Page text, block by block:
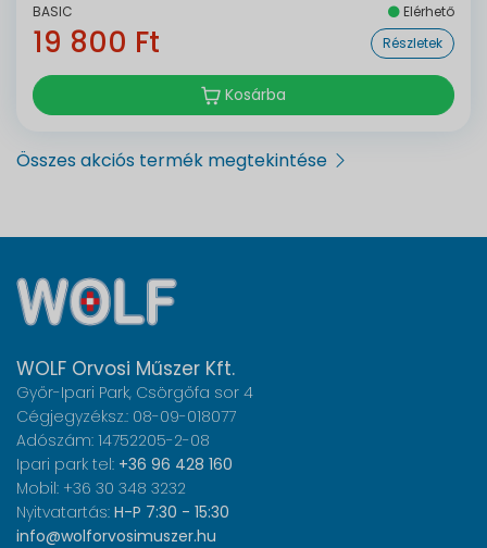
BASIC Elérhető
19 800 Ft Részletek
Kosárba
Összes akciós termék megtekintése
WOLF Orvosi Műszer Kft.
Győr-Ipari Park, Csörgőfa sor 4
Cégjegyzéksz.: 08-09-018077
Adószám: 14752205-2-08
Ipari park tel: +36 96 428 160
Mobil: +36 30 348 3232
Nyitvatartás: H-P 7:30 - 15:30
info@wolforvosimuszer.hu